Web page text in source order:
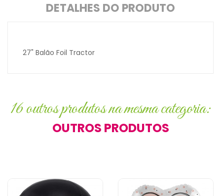
DETALHES DO PRODUTO
27" Balão Foil Tractor
16 outros produtos na mesma categoria:
OUTROS PRODUTOS